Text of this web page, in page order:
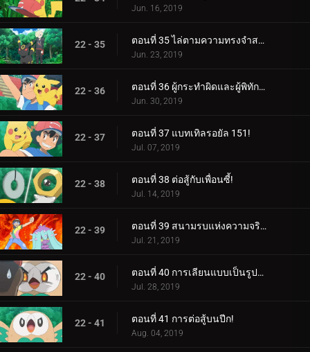
Jun. 16, 2019
22 - 35 ตอนที่ 35 ไล่ตามความทรงจำสร้างความฝัน!
Jun. 23, 2019
22 - 36 ตอนที่ 36 ผู้กระทำผิดและผู้พิทักษ์ลีก!
Jun. 30, 2019
22 - 37 ตอนที่ 37 แบทเทิลรอยัล 151!
Jul. 07, 2019
22 - 38 ตอนที่ 38 ต่อสู้กับเพื่อนซี้!
Jul. 14, 2019
22 - 39 ตอนที่ 39 สนามรบแห่งความจริงและความรัก!
Jul. 21, 2019
22 - 40 ตอนที่ 40 การเลียนแบบเป็นรูปแบบกลยุทธ์ที่จริงใจที่สุด!
Jul. 28, 2019
22 - 41 ตอนที่ 41 การต่อสู้บนปีก!
Aug. 04, 2019